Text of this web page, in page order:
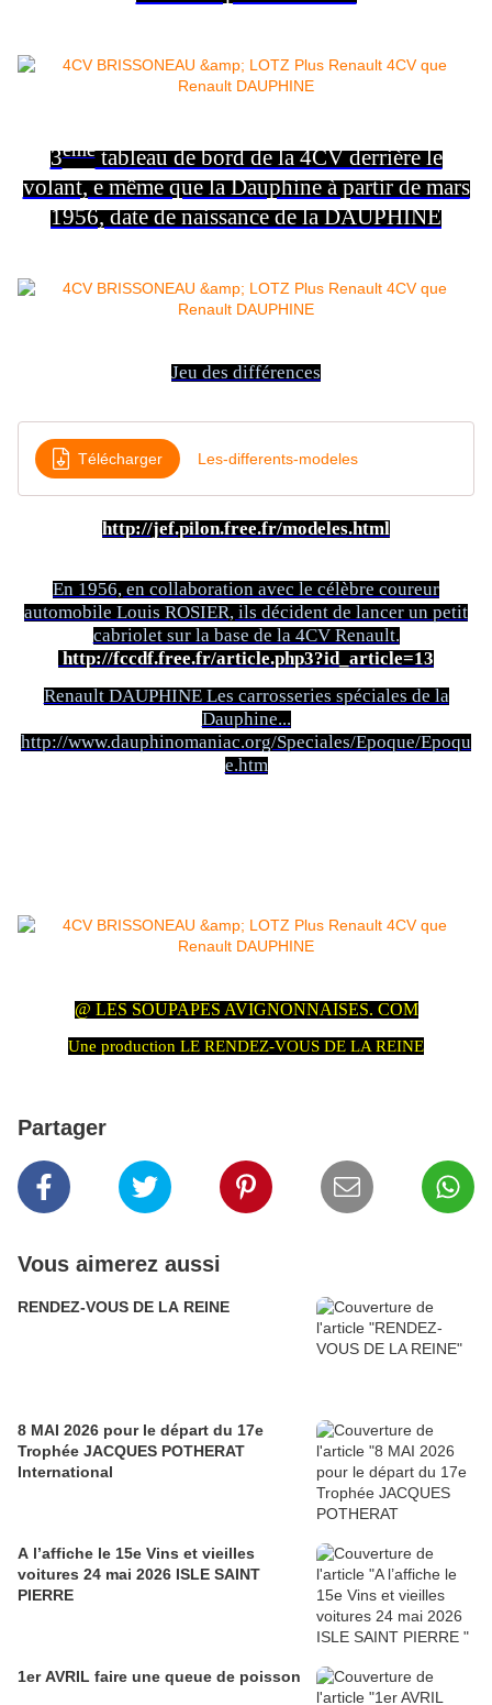
3èmetableau de bord de la 4CV derrière le
volant, e même que la Dauphine à partir de mars
1956, date de naissance de la DAUPHINE
Jeu des différences
Télécharger Les-differents-modeles
http://jef.pilon.free.fr/modeles.html
En 1956, en collaboration avec le célèbre coureur
automobile Louis ROSIER, ils décident de lancer un petit
cabriolet sur la base de la 4CV Renault.
http://fccdf.free.fr/article.php3?id_article=13
Renault DAUPHINE Les carrosseries spéciales de la
Dauphine...
http://www.dauphinomaniac.org/Speciales/Epoque/Epoqu
e.htm
@ LES SOUPAPES AVIGNONNAISES. COM
Une production LE RENDEZ-VOUS DE LA REINE
Partager
Vous aimerez aussi
RENDEZ-VOUS DE LA REINE
8 MAI 2026 pour le départ du 17e
Trophée JACQUES POTHERAT
International
A l’affiche le 15e Vins et vieilles
voitures 24 mai 2026 ISLE SAINT
PIERRE
1er AVRIL faire une queue de poisson